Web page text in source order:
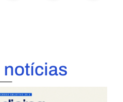
notícias